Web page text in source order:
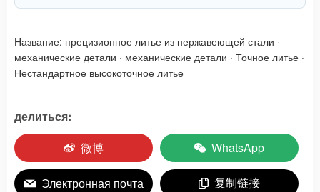
Название: прецизионное литье из нержавеющей стали ·
механические детали · механические детали · Точное литье ·
Нестандартное высокоточное литье
делиться:
微博
WhatsApp
Электронная почта 复制链接